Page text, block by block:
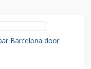
Barcelona door